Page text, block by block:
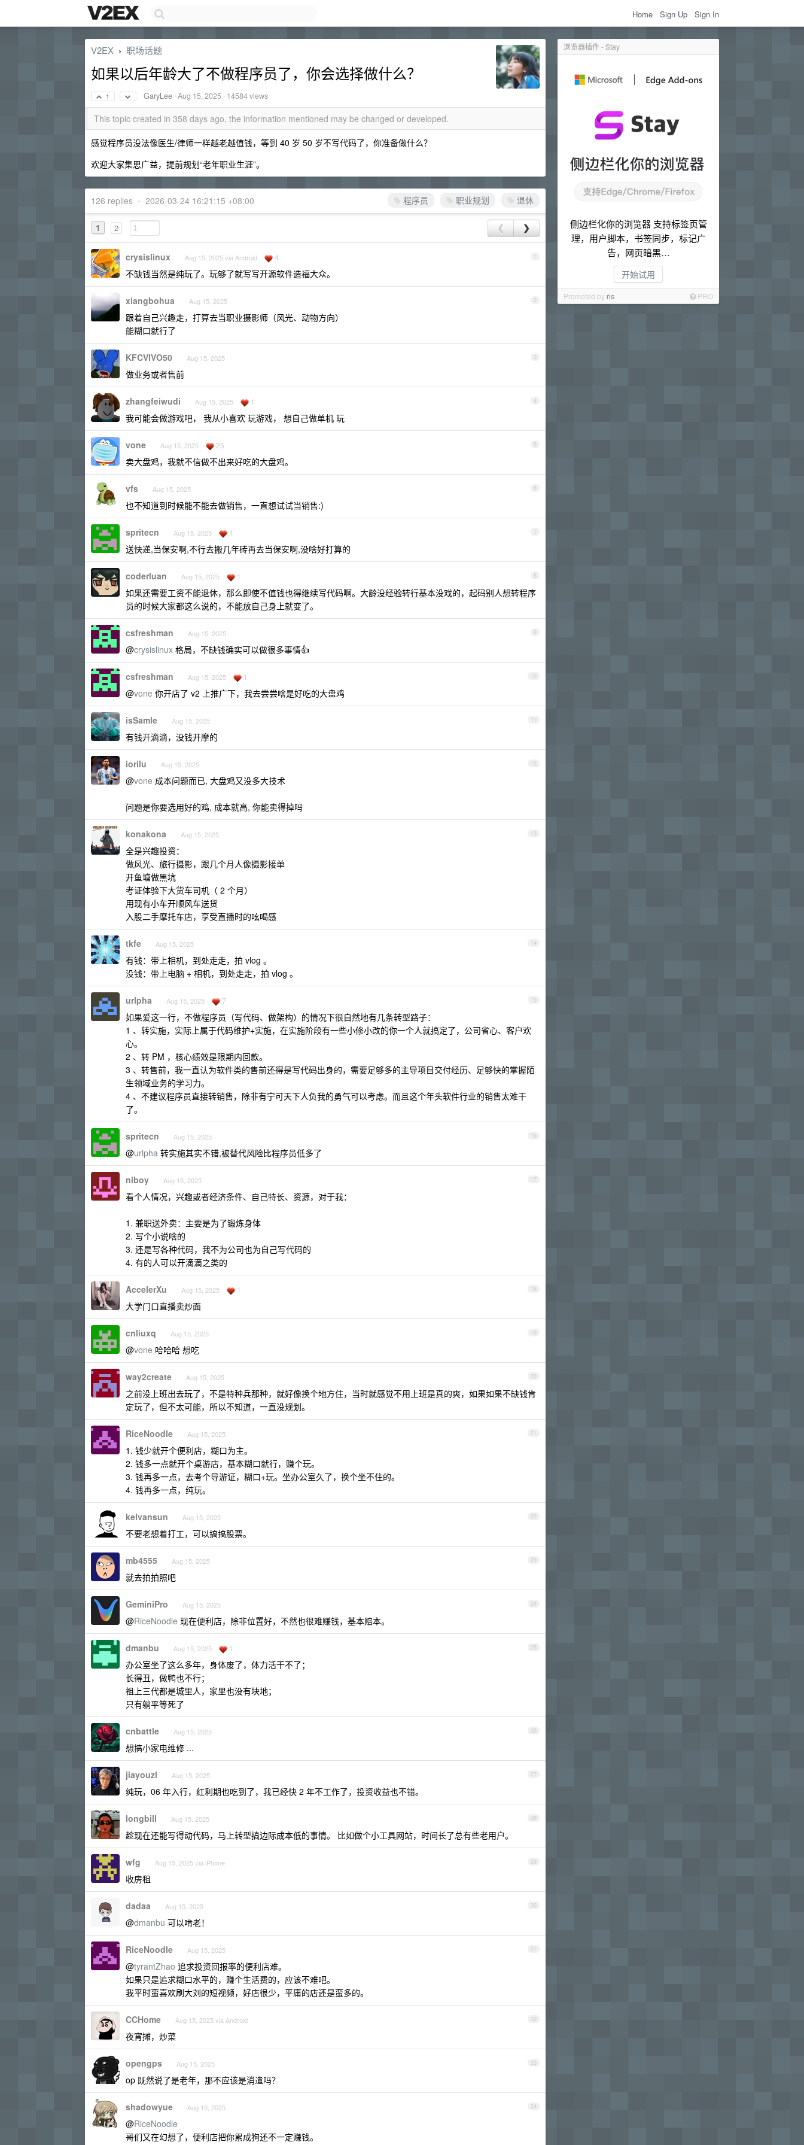
Home Sign Up Sign In
浏览器插件 - Stay
侧边栏化你的浏览器 支持标签页管
理，用户脚本，书签同步，标记广
告，网页暗黑…
开始试用
Promoted by ris PRO
V2EX › 职场话题
如果以后年龄大了不做程序员了，你会选择做什么？
1 GaryLee ·Aug 15, 2025 · 14584 views
This topic created in 358 days ago, the information mentioned may be changed or developed.
感觉程序员没法像医生/律师一样越老越值钱，等到 40 岁 50 岁不写代码了，你准备做什么？
欢迎大家集思广益，提前规划“老年职业生涯”。
程序员 职业规划 退休
126 replies • 2026-03-24 16:21:15 +08:00
1 2 ❮ ❯
1
crysislinux Aug 15, 2025 via Android 4
不缺钱当然是纯玩了。玩够了就写写开源软件造福大众。
2
xiangbohua Aug 15, 2025
跟着自己兴趣走，打算去当职业摄影师（风光、动物方向）
能糊口就行了
3
KFCVIVO50 Aug 15, 2025
做业务或者售前
4
zhangfeiwudi Aug 15, 2025 1
我可能会做游戏吧， 我从小喜欢 玩游戏， 想自己做单机 玩
5
vone Aug 15, 2025 25
卖大盘鸡，我就不信做不出来好吃的大盘鸡。
6
vfs Aug 15, 2025
也不知道到时候能不能去做销售，一直想试试当销售:)
7
spritecn Aug 15, 2025 1
送快递,当保安啊,不行去搬几年砖再去当保安啊,没啥好打算的
8
coderluan Aug 15, 2025 1
如果还需要工资不能退休，那么即使不值钱也得继续写代码啊。大龄没经验转行基本没戏的，起码别人想转程序
员的时候大家都这么说的，不能放自己身上就变了。
9
csfreshman Aug 15, 2025
@crysislinux 格局，不缺钱确实可以做很多事情👍
10
csfreshman Aug 15, 2025 1
@vone 你开店了 v2 上推广下，我去尝尝啥是好吃的大盘鸡
11
isSamle Aug 15, 2025
有钱开滴滴，没钱开摩的
12
iorilu Aug 15, 2025
@vone 成本问题而已, 大盘鸡又没多大技术
问题是你要选用好的鸡, 成本就高, 你能卖得掉吗
13
konakona Aug 15, 2025
全是兴趣投资：
做风光、旅行摄影，跟几个月人像摄影接单
开鱼塘做黑坑
考证体验下大货车司机（ 2 个月）
用现有小车开顺风车送货
入股二手摩托车店，享受直播时的吆喝感
14
tkfe Aug 15, 2025
有钱：带上相机，到处走走，拍 vlog 。
没钱：带上电脑 + 相机，到处走走，拍 vlog 。
15
urlpha Aug 15, 2025 7
如果爱这一行，不做程序员（写代码、做架构）的情况下很自然地有几条转型路子：
1 、转实施，实际上属于代码维护+实施，在实施阶段有一些小修小改的你一个人就搞定了，公司省心、客户欢
心。
2 、转 PM ，核心绩效是限期内回款。
3 、转售前，我一直认为软件类的售前还得是写代码出身的，需要足够多的主导项目交付经历、足够快的掌握陌
生领域业务的学习力。
4 、不建议程序员直接转销售，除非有宁可天下人负我的勇气可以考虑。而且这个年头软件行业的销售太难干
了。
16
spritecn Aug 15, 2025
@urlpha 转实施其实不错,被替代风险比程序员低多了
17
niboy Aug 15, 2025
看个人情况，兴趣或者经济条件、自己特长、资源，对于我：
1. 兼职送外卖：主要是为了锻炼身体
2. 写个小说啥的
3. 还是写各种代码，我不为公司也为自己写代码的
4. 有的人可以开滴滴之类的
18
AccelerXu Aug 15, 2025 1
大学门口直播卖炒面
19
cnliuxq Aug 15, 2025
@vone 哈哈哈 想吃
20
way2create Aug 15, 2025
之前没上班出去玩了，不是特种兵那种，就好像换个地方住，当时就感觉不用上班是真的爽，如果如果不缺钱肯
定玩了，但不太可能，所以不知道，一直没规划。
21
RiceNoodle Aug 15, 2025
1. 钱少就开个便利店，糊口为主。
2. 钱多一点就开个桌游店，基本糊口就行，赚个玩。
3. 钱再多一点，去考个导游证，糊口+玩。坐办公室久了，换个坐不住的。
4. 钱再多一点，纯玩。
22
kelvansun Aug 15, 2025
不要老想着打工，可以搞搞股票。
23
mb4555 Aug 15, 2025
就去拍拍照吧
24
GeminiPro Aug 15, 2025
@RiceNoodle 现在便利店，除非位置好，不然也很难赚钱，基本赔本。
25
dmanbu Aug 15, 2025 1
办公室坐了这么多年，身体废了，体力活干不了；
长得丑，做鸭也不行；
祖上三代都是城里人，家里也没有块地；
只有躺平等死了
26
cnbattle Aug 15, 2025
想搞小家电维修 ...
27
jiayouzl Aug 15, 2025
纯玩，06 年入行，红利期也吃到了，我已经快 2 年不工作了，投资收益也不错。
28
longbill Aug 15, 2025
趁现在还能写得动代码，马上转型搞边际成本低的事情。 比如做个小工具网站，时间长了总有些老用户。
29
wfg Aug 15, 2025 via iPhone
收房租
30
dadaa Aug 15, 2025
@dmanbu 可以啃老！
31
RiceNoodle Aug 15, 2025
@tyrantZhao 追求投资回报率的便利店难。
如果只是追求糊口水平的，赚个生活费的，应该不难吧。
我平时蛮喜欢刷大刘的短视频，好店很少，平庸的店还是蛮多的。
32
CCHome Aug 15, 2025 via Android
夜宵摊，炒菜
33
opengps Aug 15, 2025
op 既然说了是老年，那不应该是消遣吗？
34
shadowyue Aug 15, 2025
@RiceNoodle
哥们又在幻想了，便利店把你累成狗还不一定赚钱。